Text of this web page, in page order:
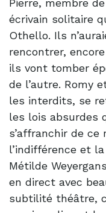
Pierre, membre
écrivain solitaire
Othello. Ils
rencontrer,
ils vont tomber
de l’autre. Romy
les interdits, se
les lois absurdes
s’affranchir de
l’indifférence et
Métilde
en direct avec
subtilité théâtre,